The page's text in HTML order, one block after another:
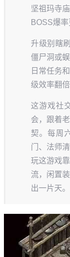
坚祖玛寺
BOSS爆率
升级别瞎
僵尸洞或
日常任务
级效率翻倍
这游戏社
会，跟着
契。每周
门、法师
玩这游戏
流，闲置
出一片天。